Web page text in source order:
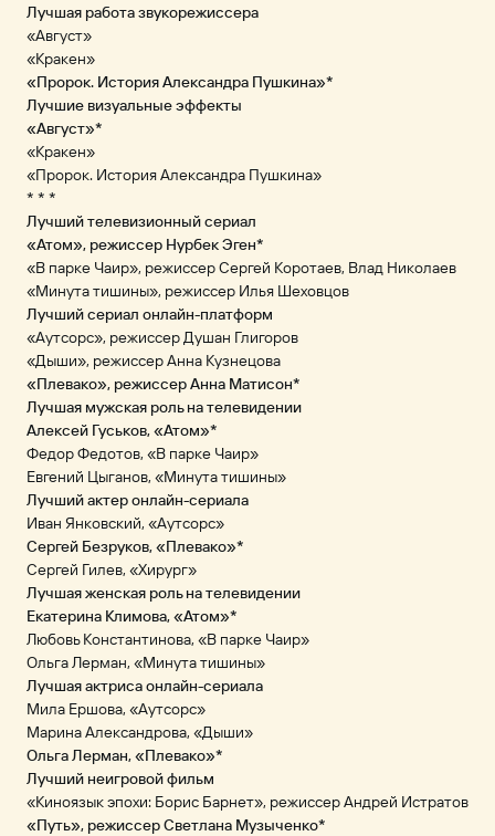
Лучшая работа звукорежиссера
«Август»
«Кракен»
«Пророк. История Александра Пушкина»*
Лучшие визуальные эффекты
«Август»*
«Кракен»
«Пророк. История Александра Пушкина»
* * *
Лучший телевизионный сериал
«Атом», режиссер Нурбек Эген*
«В парке Чаир», режиссер Сергей Коротаев, Влад Николаев
«Минута тишины», режиссер Илья Шеховцов
Лучший сериал онлайн-платформ
«Аутсорс», режиссер Душан Глигоров
«Дыши», режиссер Анна Кузнецова
«Плевако», режиссер Анна Матисон*
Лучшая мужская роль на телевидении
Алексей Гуськов, «Атом»*
Федор Федотов, «В парке Чаир»
Евгений Цыганов, «Минута тишины»
Лучший актер онлайн-сериала
Иван Янковский, «Аутсорс»
Сергей Безруков, «Плевако»*
Сергей Гилев, «Хирург»
Лучшая женская роль на телевидении
Екатерина Климова, «Атом»*
Любовь Константинова, «В парке Чаир»
Ольга Лерман, «Минута тишины»
Лучшая актриса онлайн-сериала
Мила Ершова, «Аутсорс»
Марина Александрова, «Дыши»
Ольга Лерман, «Плевако»*
Лучший неигровой фильм
«Киноязык эпохи: Борис Барнет», режиссер Андрей Истратов
«Путь», режиссер Светлана Музыченко*